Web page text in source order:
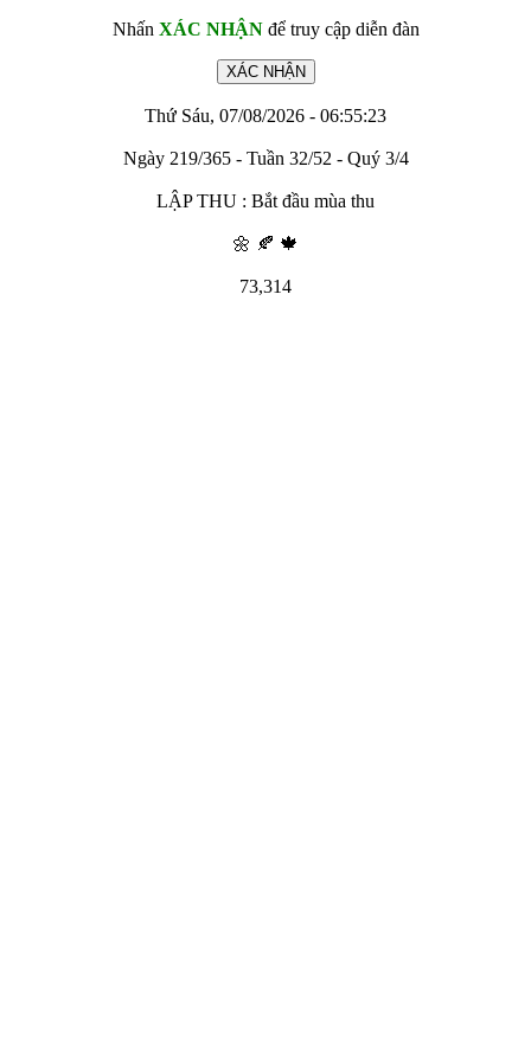
Nhấn XÁC NHẬNđể truy cập diễn đàn
Thứ Sáu, 07/08/2026 - 06:55:23
Ngày 219/365 - Tuần 32/52 - Quý 3/4
LẬP THU : Bắt đầu mùa thu
🌼 🍂 🍁
73,314